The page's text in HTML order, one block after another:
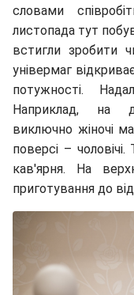
словами
листопада тут
встигли зробити
універмаг
потужності.
Наприклад, на
виключно жіночі
поверсі –
кав'ярня. На
приготування до